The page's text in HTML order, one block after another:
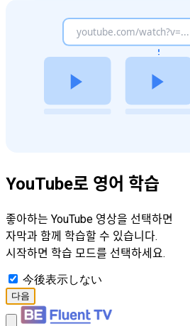
YouTube로 영어 학습
좋아하는 YouTube 영상을 선택하면
자막과 함께 학습할 수 있습니다.
시작하면 학습 모드를 선택하세요.
今後表示しない
다음